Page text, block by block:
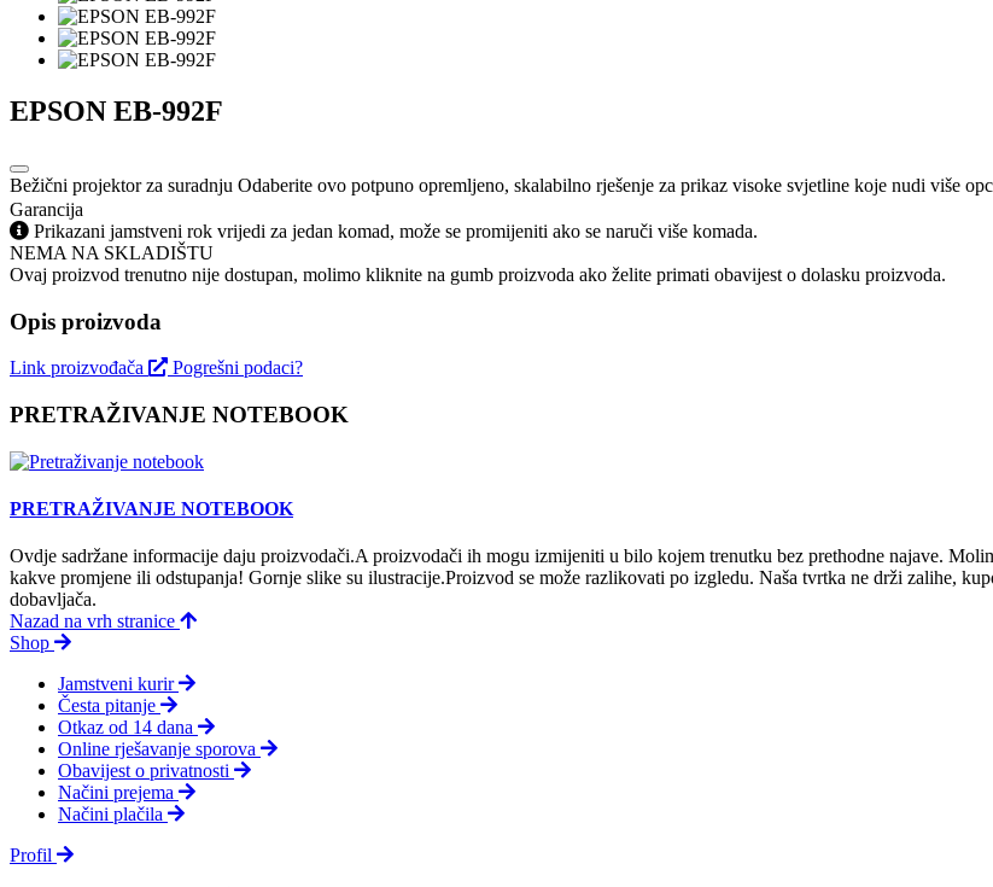
EPSON EB-992F
Bežični projektor za suradnju Odaberite ovo potpuno opremljeno, skalabilno rješenje za prikaz visoke svjetline koje nudi više
Garancija
Prikazani jamstveni rok vrijedi za jedan komad, može se promijeniti ako se naruči više komada.
NEMA NA SKLADIŠTU
Ovaj proizvod trenutno nije dostupan, molimo kliknite na gumb proizvoda ako želite primati obavijest o dolasku proizvoda.
Opis proizvoda
Link proizvođača Pogrešni podaci?
PRETRAŽIVANJE NOTEBOOK
PRETRAŽIVANJE NOTEBOOK
Ovdje sadržane informacije daju proizvodači.A proizvodači ih mogu izmijeniti u bilo kojem trenutku bez prethodne najave.
kakve promjene ili odstupanja! Gornje slike su ilustracije.Proizvod se može razlikovati po izgledu. Naša tvrtka ne drži zalihe,
dobavljača.
Nazad na vrh stranice
Shop
Jamstveni kurir
Česta pitanje
Otkaz od 14 dana
Online rješavanje sporova
Obavijest o privatnosti
Načini prejema
Načini plačila
Profil